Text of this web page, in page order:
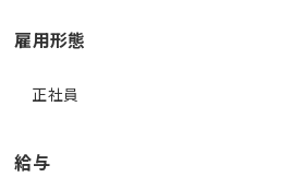
雇用形態
正社員
給与